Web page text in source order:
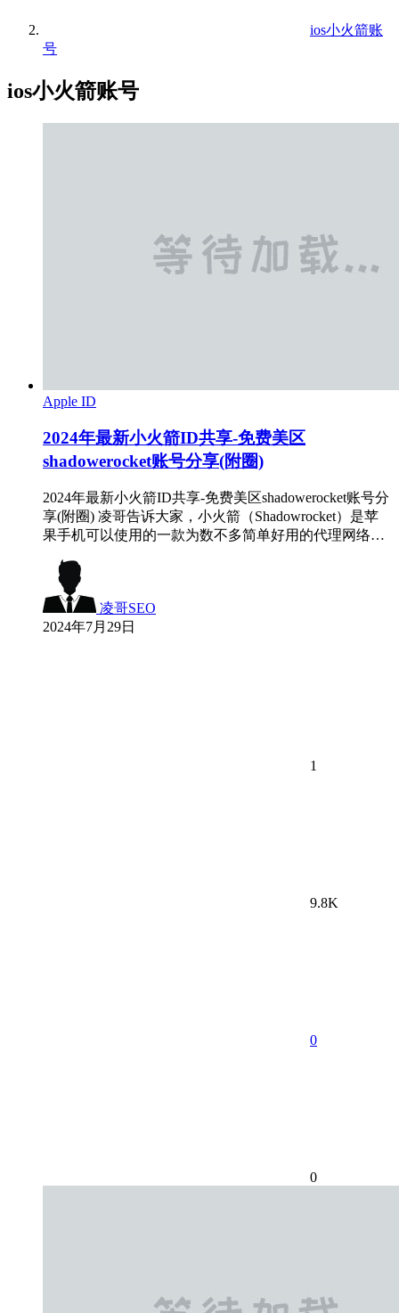
ios小火箭账
号
ios小火箭账号
Apple ID
2024年最新小火箭ID共享-免费美区
shadowerocket账号分享(附圈)
2024年最新小火箭ID共享-免费美区shadowerocket账号分
享(附圈) 凌哥告诉大家，小火箭（Shadowrocket）是苹
果手机可以使用的一款为数不多简单好用的代理网络…
凌哥SEO
2024年7月29日
1
9.8K
0
0